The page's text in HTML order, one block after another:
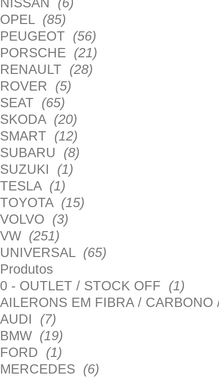
NISSAN (6)
OPEL (85)
PEUGEOT (56)
PORSCHE (21)
RENAULT (28)
ROVER (5)
SEAT (65)
SKODA (20)
SMART (12)
SUBARU (8)
SUZUKI (1)
TESLA (1)
TOYOTA (15)
VOLVO (3)
VW (251)
UNIVERSAL (65)
Produtos
0 - OUTLET / STOCK OFF (1)
AILERONS EM FIBRA /
AUDI (7)
BMW (19)
FORD (1)
MERCEDES (6)